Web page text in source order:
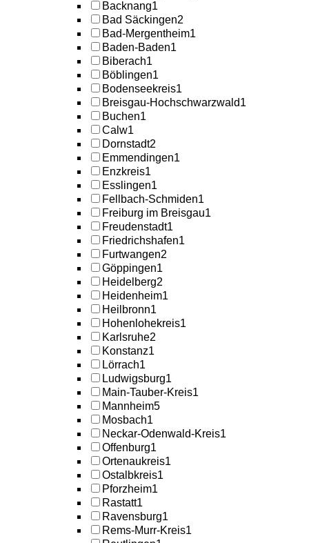
Backnang1
Bad Säckingen2
Bad-Mergentheim1
Baden-Baden1
Biberach1
Böblingen1
Bodenseekreis1
Breisgau-Hochschwarzwald1
Buchen1
Calw1
Dornstadt2
Emmendingen1
Enzkreis1
Esslingen1
Fellbach-Schmiden1
Freiburg im Breisgau1
Freudenstadt1
Friedrichshafen1
Furtwangen2
Göppingen1
Heidelberg2
Heidenheim1
Heilbronn1
Hohenlohekreis1
Karlsruhe2
Konstanz1
Lörrach1
Ludwigsburg1
Main-Tauber-Kreis1
Mannheim5
Mosbach1
Neckar-Odenwald-Kreis1
Offenburg1
Ortenaukreis1
Ostalbkreis1
Pforzheim1
Rastatt1
Ravensburg1
Rems-Murr-Kreis1